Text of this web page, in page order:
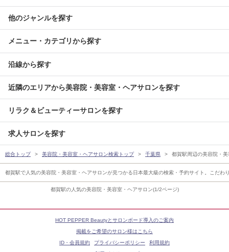
都賀駅の人気の美容院・美容室・ヘアサロン(1/2ページ)
他のジャンルを探す
メニュー・カテゴリから探す
沿線から探す
近隣のエリアから美容院・美容室・ヘアサロンを探す
リラク＆ビューティーサロンを探す
求人サロンを探す
総合トップ 美容院・美容室・ヘアサロン検索トップ 千葉県 都賀駅周辺の美容院・
都賀駅で人気の美容院・美容室・ヘアサロンが見つかる日本最大級の検索・予約サイト。こだ
HOT PEPPER Beautyとサロンボード導入のご案内
掲載をご希望のサロン様はこちら
ID・会員規約
プライバシーポリシー
利用規約